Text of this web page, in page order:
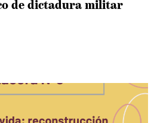
de dictadura militar